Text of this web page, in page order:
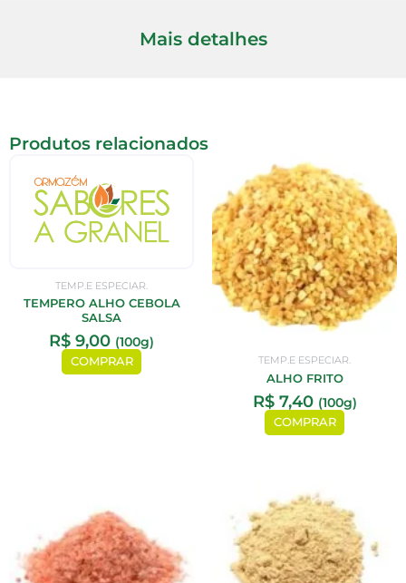
Mais detalhes
Produtos relacionados
TEMP.E ESPECIAR.
TEMPERO ALHO CEBOLA
SALSA
R$ 9,00 (100g)
COMPRAR TEMP.E ESPECIAR.
ALHO FRITO
R$7,40 (100g)
COMPRAR